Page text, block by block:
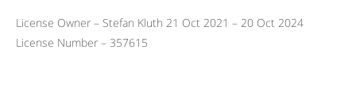
License Owner – Stefan Kluth 21 Oct 2021 – 20 Oct 2024
License Number – 357615